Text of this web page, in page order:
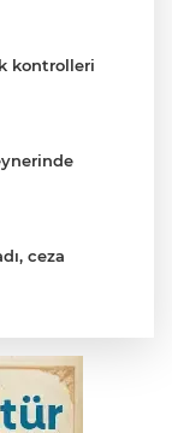
kontrolleri
ceza